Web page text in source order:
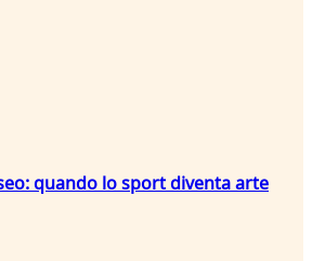
quando lo sport diventa arte